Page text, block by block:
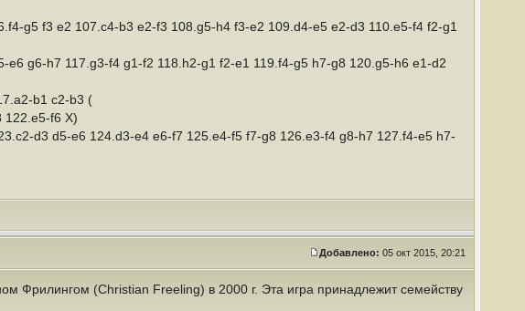
g5 f3 e2 107.c4-b3 e2-f3 108.g5-h4 f3-e2 109.d4-e5 e2-d3 110.e5-f4 f2-g1
g6-h7 117.g3-f4 g1-f2 118.h2-g1 f2-e1 119.f4-g5 h7-g8 120.g5-h6 e1-d2
b1 c2-b3 (
122.e5-f6 X)
d3 d5-e6 124.d3-e4 e6-f7 125.e4-f5 f7-g8 126.e3-f4 g8-h7 127.f4-e5 h7-
Добавлено: 05 окт 2015, 20:21
Фрилингом (Christian Freeling) в 2000 г. Эта игра принадлежит семейству